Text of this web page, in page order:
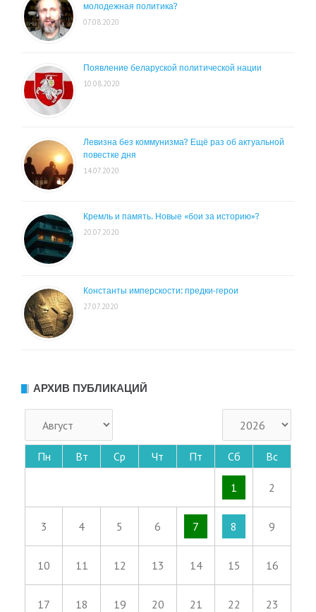
молодежная политика?
07.08.2020
Появление беларуской политической нации
10.08.2020
Левизна без коммунизма? Ещё раз об актуальной
повестке дня
14.07.2020
Кремль и память. Новые «бои за историю»?
20.07.2020
Константы имперскости: предки-герои
27.07.2020
АРХИВ ПУБЛИКАЦИЙ
Пн Вт Ср Чт Пт Сб Вс
1 2
3 4 5 6 7 8 9
10 11 12 13 14 15 16
17 18 19 20 21 22 23